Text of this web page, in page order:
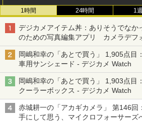
1時間 24時間 1
デジカメアイテム丼：ありそうでなか
のための写真編集アプリ カメラデフ
る「Filmator」
岡嶋和幸の「あとで買う」 1,905点目
車用サンシェード - デジカメ Watch
岡嶋和幸の「あとで買う」 1,903点目
クーラーボックス - デジカメ Watch
赤城耕一の「アカギカメラ」 第146回
手にして思う、マイクロフォーサー